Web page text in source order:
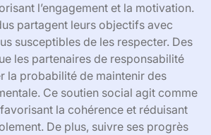
l’engagement et la motivation.
partagent leurs objectifs avec
susceptibles de les respecter. Des
les partenaires de responsabilité
la probabilité de maintenir des
Ce soutien social agit comme
la cohérence et réduisant
De plus, suivre ses progrès